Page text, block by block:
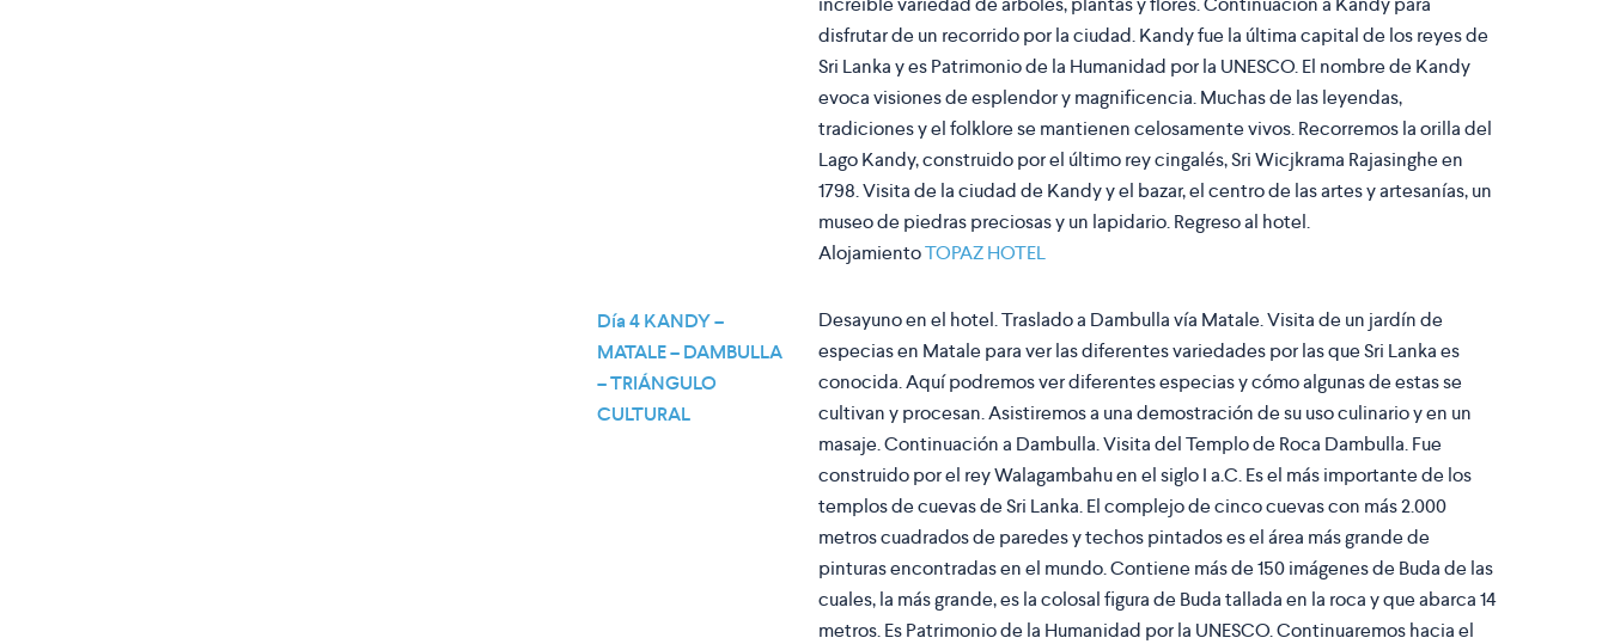
disfrutar de un recorrido por la ciudad. Kandy fue la última capital de los reyes de
Sri Lanka y es Patrimonio de la Humanidad por la UNESCO. El nombre de Kandy
evoca visiones de esplendor y magnificencia. Muchas de las leyendas,
tradiciones y el folklore se mantienen celosamente vivos. Recorremos la orilla del
Lago Kandy, construido por el último rey cingalés, Sri Wicjkrama Rajasinghe en
1798. Visita de la ciudad de Kandy y el bazar, el centro de las artes y artesanías, un
museo de piedras preciosas y un lapidario. Regreso al hotel.
AlojamientoTOPAZ HOTEL
Día 4 KANDY –
MATALE – DAMBULLA
– TRIÁNGULO
CULTURAL
Desayuno en el hotel. Traslado a Dambulla vía Matale. Visita de un jardín de
especias en Matale para ver las diferentes variedades por las que Sri Lanka es
conocida. Aquí podremos ver diferentes especias y cómo algunas de estas se
cultivan y procesan. Asistiremos a una demostración de su uso culinario y en un
masaje. Continuación a Dambulla. Visita del Templo de Roca Dambulla. Fue
construido por el rey Walagambahu en el siglo I a.C. Es el más importante de los
templos de cuevas de Sri Lanka. El complejo de cinco cuevas con más 2.000
metros cuadrados de paredes y techos pintados es el área más grande de
pinturas encontradas en el mundo. Contiene más de 150 imágenes de Buda de las
cuales, la más grande, es la colosal figura de Buda tallada en la roca y que abarca 14
metros. Es Patrimonio de la Humanidad por la UNESCO. Continuaremos hacia el